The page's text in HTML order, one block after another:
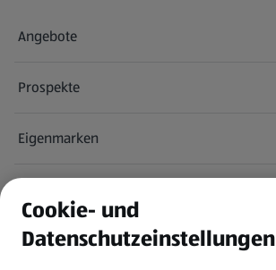
Angebote
Prospekte
Eigenmarken
Newsletter
Cookie- und
Datenschutzeinstellungen